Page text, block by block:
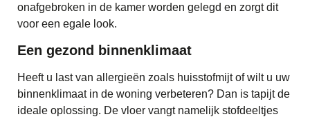
onafgebroken in de kamer worden gelegd en zorgt dit
voor een egale look.
Een gezond binnenklimaat
Heeft u last van allergieën zoals huisstofmijt of wilt u uw
binnenklimaat in de woning verbeteren? Dan is tapijt de
ideale oplossing. De vloer vangt namelijk stofdeeltjes